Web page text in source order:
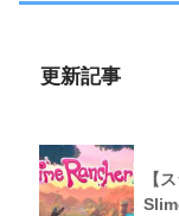
更新記事
【